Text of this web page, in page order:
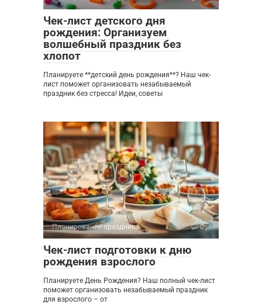
Чек-лист детского дня
рождения: Организуем
волшебный праздник без
хлопот
Планируете **детский день рождения**? Наш чек-
лист поможет организовать незабываемый
праздник без стресса! Идеи, советы
Планирование праздника 0
Чек-лист подготовки к дню
рождения взрослого
Планируете День Рождения? Наш полный чек-лист
поможет организовать незабываемый праздник
для взрослого – от